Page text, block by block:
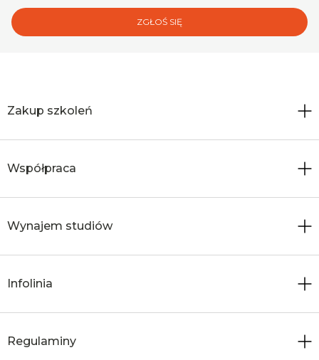
ZGŁOŚ SIĘ
Zakup szkoleń
Współpraca
Wynajem studiów
Infolinia
Regulaminy